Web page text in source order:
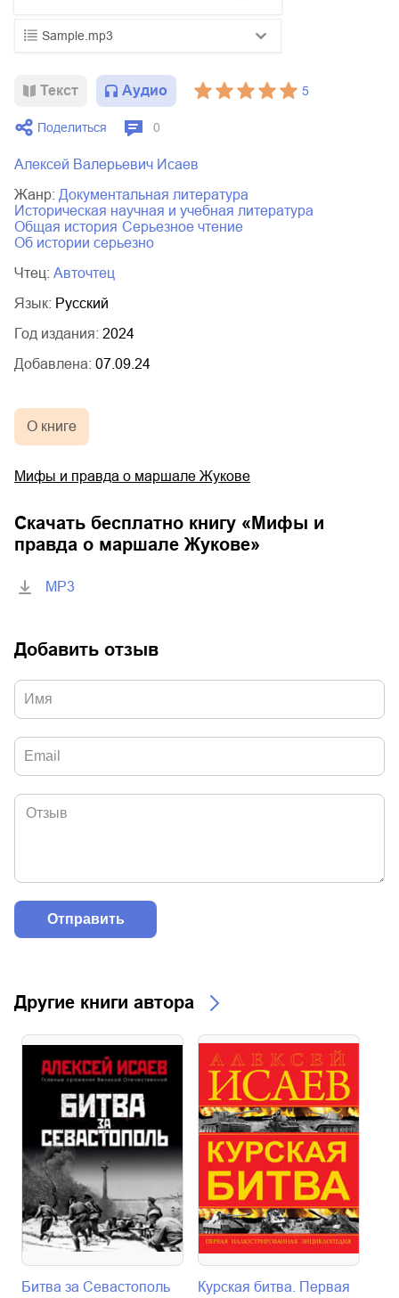
Sample.mp3
02.mp3 20:50
03.mp3
Текст Аудио 5
Поделиться 0
Алексей Валерьевич Исаев
Жанр:
документальная литература
историческая научная и учебная литература
общая история
серьезное чтение
об истории серьезно
Чтец:
Авточтец
Язык: Русский
Год издания: 2024
Добавлена: 07.09.24
О книге
Мифы и правда о маршале Жукове
Скачать бесплатно книгу « Мифы и
правда о маршале Жукове»
MP3
Добавить отзыв
Другие книги автора
Битва за Севастополь
Курская битва. Первая